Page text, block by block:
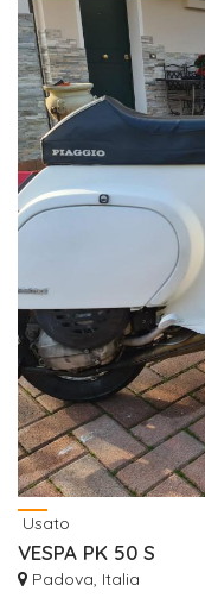
Usato
VESPA PK 50 S
Padova, Italia